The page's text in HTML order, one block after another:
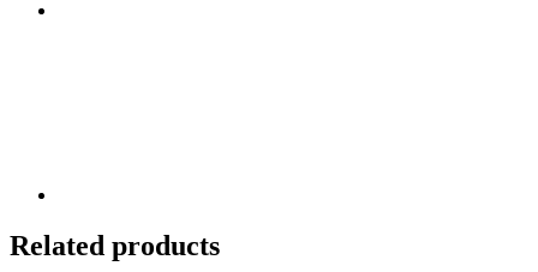
Related products